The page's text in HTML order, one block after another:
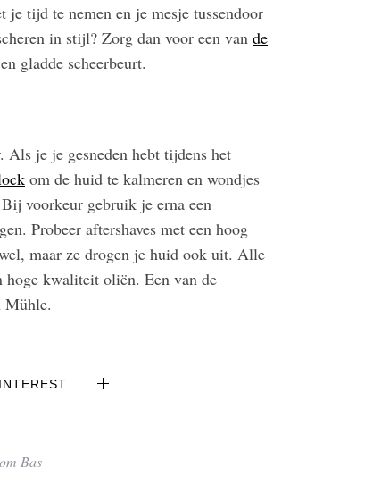
je tijd te nemen en je mesje tussendoor
in stijl? Zorg dan voor een van de
gladde scheerbeurt.
je je gesneden hebt tijdens het
om de huid te kalmeren en wondjes
voorkeur gebruik je erna een
Probeer aftershaves met een hoog
maar ze drogen je huid ook uit. Alle
hoge kwaliteit oliën. Een van de
Mühle.
Bas